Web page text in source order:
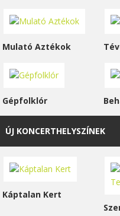
Mulató Aztékok
Gépfolklór
ÚJ KONCERTHELYSZÍNEK
Káptalan Kert